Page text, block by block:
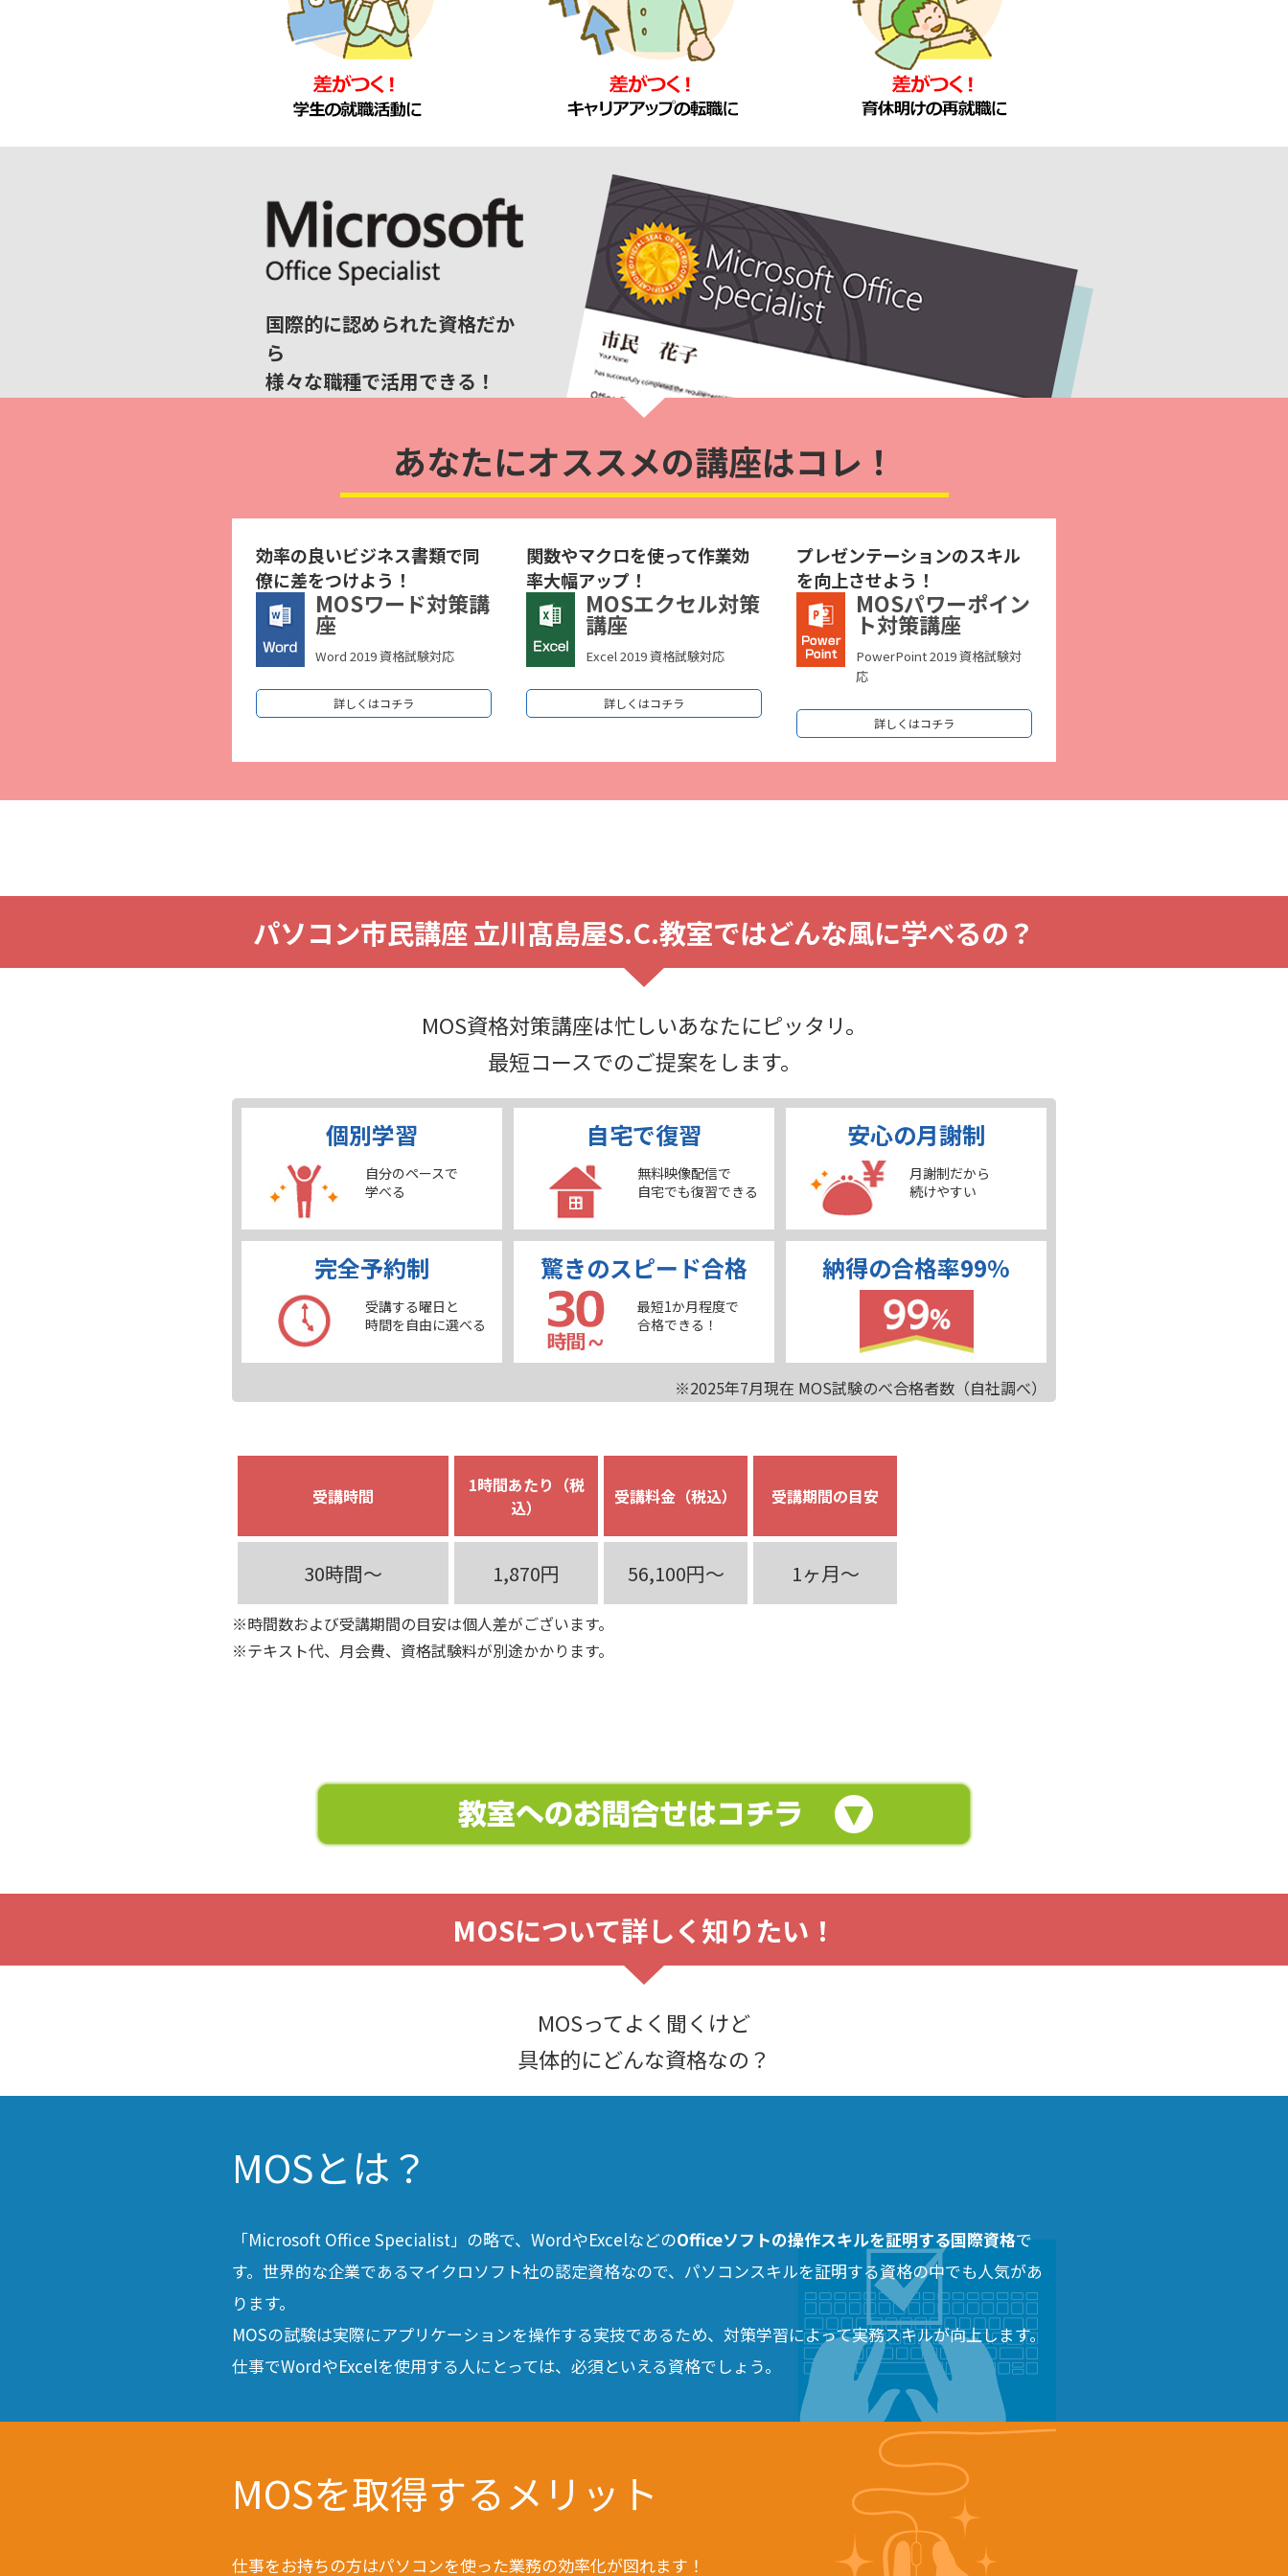
国際的に認められた資格だか
ら
様々な職種で活用できる！
あなたにオススメの講座はコレ！
効率の良いビジネス書類で同
僚に差をつけよう！
MOSワード対策講
座
Word 2019 資格試験対応
詳しくはコチラ
関数やマクロを使って作業効
率大幅アップ！
MOSエクセル対策
講座
Excel 2019 資格試験対応
詳しくはコチラ
プレゼンテーションのスキル
を向上させよう！
MOSパワーポイン
ト対策講座
PowerPoint 2019 資格試験対
応
詳しくはコチラ
パソコン市民講座 立川髙島屋S.C.教室ではどんな風に学べるの？
MOS資格対策講座は忙しいあなたにピッタリ。
最短コースでのご提案をします。
個別学習
自分のペースで
学べる
自宅で復習
無料映像配信で
自宅でも復習できる
安心の月謝制
月謝制だから
続けやすい
完全予約制
受講する曜日と
時間を自由に選べる
驚きのスピード合格
最短1か月程度で
合格できる！
納得の合格率99%
※2025年7月現在 MOS試験のべ合格者数（自社調べ）
受講時間
1時間あたり（税
込）
受講料金（税込） 受講期間の目安
30時間～ 1,870円 56,100円～ 1ヶ月～
※時間数および受講期間の目安は個人差がございます。
※テキスト代、月会費、資格試験料が別途かかります。
MOSについて詳しく知りたい！
MOSってよく聞くけど
具体的にどんな資格なの？
MOSとは？
「Microsoft Office Specialist」の略で、WordやExcelなどのOfficeソフトの操作スキルを証明する国際資格で
す。世界的な企業であるマイクロソフト社の認定資格なので、パソコンスキルを証明する資格の中でも人気があ
ります。
MOSの試験は実際にアプリケーションを操作する実技であるため、対策学習によって実務スキルが向上します。
仕事でWordやExcelを使用する人にとっては、必須といえる資格でしょう。
MOSを取得するメリット
仕事をお持ちの方はパソコンを使った業務の効率化が図れます！